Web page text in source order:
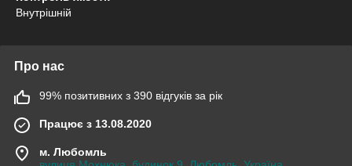
Внутрішній
Про нас
99% позитивних з 390 відгуків за рік
Працює з 13.08.2020
м. Любомль